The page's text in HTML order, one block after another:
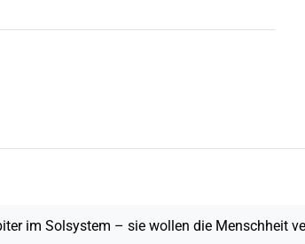
im Solsystem – sie wollen die Menschheit